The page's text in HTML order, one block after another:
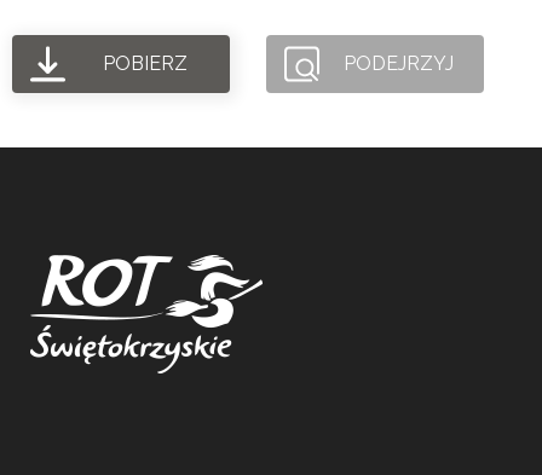
POBIERZ PODEJRZYJ